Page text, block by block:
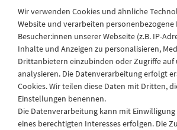
Laden Öffnungszeiten
Montag - Freitag
08:30 - 12:30 und 13.00 - 17.30 Uhr
Samstags
08:30 bis 12:30 Uhr
Wir verwenden Cookies und ähnliche
Website und verarbeiten personenbezogene
Besucher:innen unserer Webseite (z.B. IP-
Inhalte und Anzeigen zu personalisieren,
Drittanbietern einzubinden oder Zugriffe auf
analysieren. Die Datenverarbeitung erfolgt
Cookies. Wir teilen diese Daten mit Dritten,
Einstellungen benennen.
Die Datenverarbeitung kann mit
eines berechtigten Interesses erfolgen. Die